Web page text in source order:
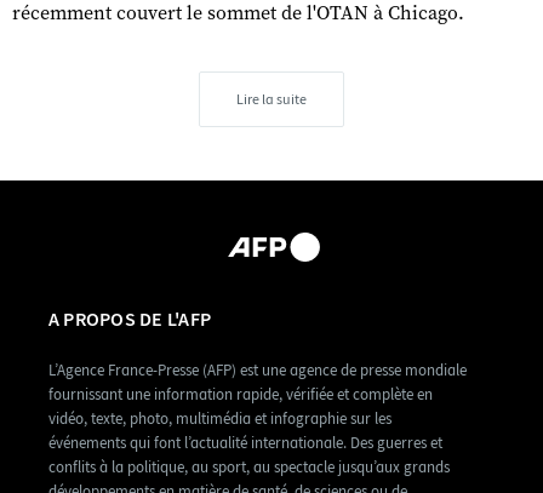
récemment couvert le sommet de l'OTAN à Chicago.
Lire la suite
A PROPOS DE L'AFP
L’Agence France-Presse (AFP) est une agence de presse mondiale
fournissant une information rapide, vérifiée et complète en
vidéo, texte, photo, multimédia et infographie sur les
événements qui font l’actualité internationale. Des guerres et
conflits à la politique, au sport, au spectacle jusqu’aux grands